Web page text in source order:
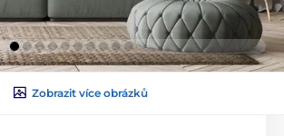
Zobrazit více obrázků